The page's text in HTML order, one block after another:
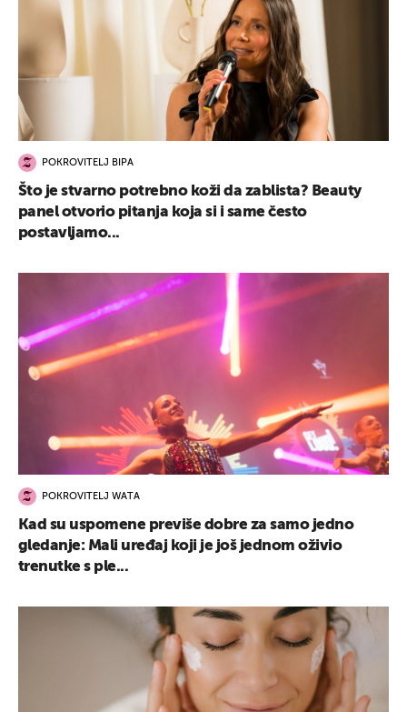
POKROVITELJ BIPA
Što je stvarno potrebno koži da zablista? Beauty
panel otvorio pitanja koja si i same često
postavljamo...
POKROVITELJ WATA
Kad su uspomene previše dobre za samo jedno
gledanje: Mali uređaj koji je još jednom oživio
trenutke s ple...